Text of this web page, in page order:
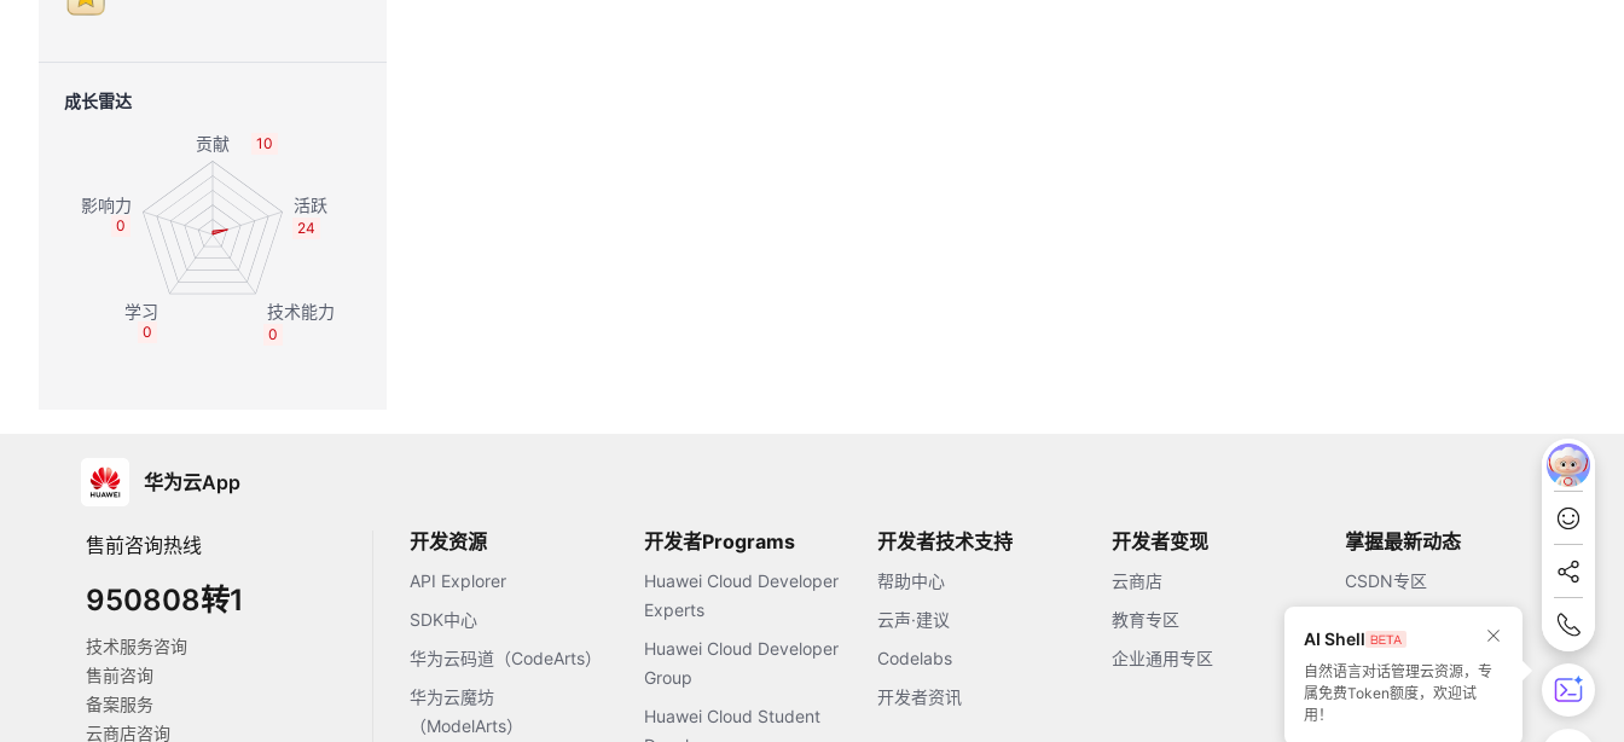
成长雷达
10
24
0
0
0
华为云App
售前咨询热线
950808转1
技术服务咨询
售前咨询
备案服务
云商店咨询
开发资源
API Explorer
SDK中心
华为云码道（CodeArts）
华为云魔坊
（ModelArts）
开发者Programs
Huawei Cloud Developer
Experts
Huawei Cloud Developer
Group
Huawei Cloud Student
开发者技术支持
帮助中心
云声·建议
Codelabs
开发者资讯
开发者变现
云商店
教育专区
企业通用专区
掌握最新动态
CSDN专区
51CTO
AI Shell
自然语言对话管理云资源，专
属免费Token额度，欢迎试
用！